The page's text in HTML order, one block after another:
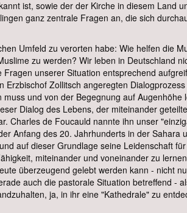
ist, sowie der der Kirche in diesem Land
ganz zentrale Fragen an, die sich
Umfeld zu verorten habe: Wie helfen die
zu werden? Wir leben in Deutschland
unserer Situation entsprechend
Zollitsch angeregten
und von der Begegnung auf
Dialog des Lebens, der miteinander
Charles de Foucauld nannte ihn unser
Anfang des 20. Jahrhunderts in der Sahara
auf dieser Grundlage seine Leidenschaft
miteinander und voneinander zu
überzeugend gelebt werden kann - nicht
auch die pastorale Situation betreffend -
ja, in ihr eine "Kathedrale" zu